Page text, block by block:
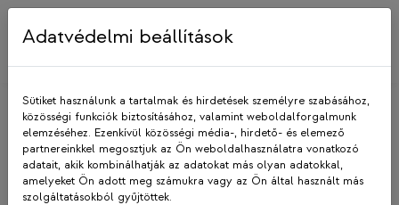
Skip
Szolidaritás Női
Adatvédelmi beállítások
Sütiket használunk a tartalmak és hirdetések személyre szabásához,
közösségi funkciók biztosításához, valamint weboldalforgalmunk
elemzéséhez. Ezenkívül közösségi média-, hirdető- és elemező
partnereinkkel megosztjuk az Ön weboldalhasználatra vonatkozó
adatait, akik kombinálhatják az adatokat más olyan adatokkal,
amelyeket Ön adott meg számukra vagy az Ön által használt más
szolgáltatásokból gyűjtöttek.